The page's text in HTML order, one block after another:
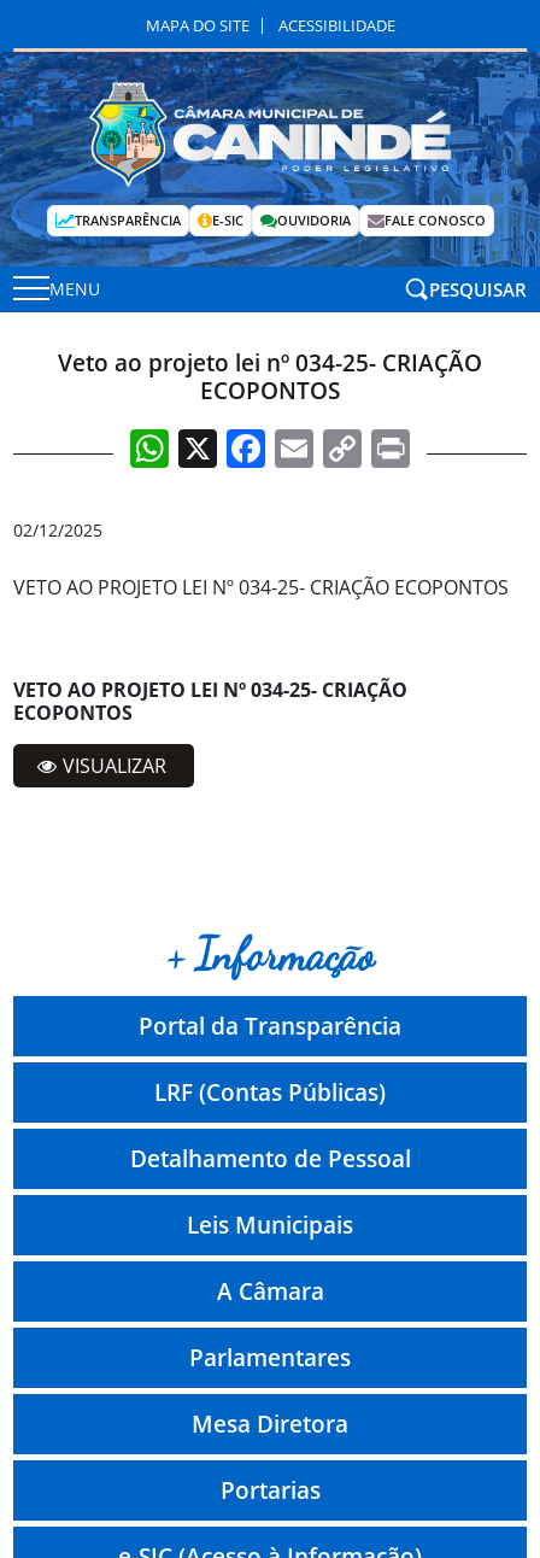
MAPA DO SITE ACESSIBILIDADE
TRANSPARÊNCIA E-SIC OUVIDORIA FALE CONOSCO
MENU PESQUISAR
Veto ao projeto lei nº 034-25- CRIAÇÃO
ECOPONTOS
WhatsApp
X Facebook
EmailCopyPrint
02/12/2025
VETO AO PROJETO LEI Nº 034-25- CRIAÇÃO ECOPONTOS
VETO AO PROJETO LEI Nº 034-25- CRIAÇÃO
ECOPONTOS
VISUALIZAR
+ Informação
Portal da Transparência
LRF (Contas Públicas)
Detalhamento de Pessoal
Leis Municipais
A Câmara
Parlamentares
Mesa Diretora
Portarias